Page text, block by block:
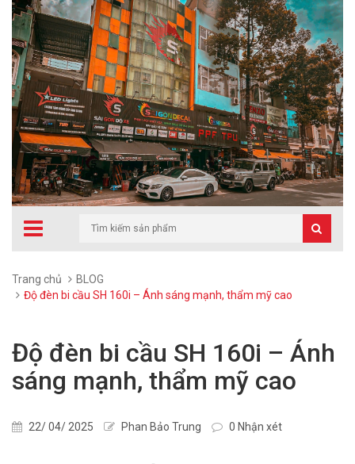
Trang chủ
BLOG
Độ đèn bi cầu SH 160i – Ánh sáng mạnh, thẩm mỹ cao
Độ đèn bi cầu SH 160i – Ánh
sáng mạnh, thẩm mỹ cao
22/ 04/ 2025 Phan Bảo Trung 0 Nhận xét